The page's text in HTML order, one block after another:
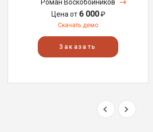
Роман Воскобойников
Цена от 6 000₽
Скачать демо
Заказать